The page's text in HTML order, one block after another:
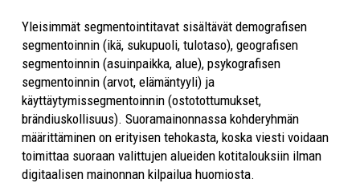
Yleisimmät segmentointitavat sisältävät demografisen
segmentoinnin (ikä, sukupuoli, tulotaso), geografisen
segmentoinnin (asuinpaikka, alue), psykografisen
segmentoinnin (arvot, elämäntyyli) ja
käyttäytymissegmentoinnin (ostotottumukset,
brändiuskollisuus). Suoramainonnassa kohderyhmän
määrittäminen on erityisen tehokasta, koska viesti voidaan
toimittaa suoraan valittujen alueiden kotitalouksiin ilman
digitaalisen mainonnan kilpailua huomiosta.